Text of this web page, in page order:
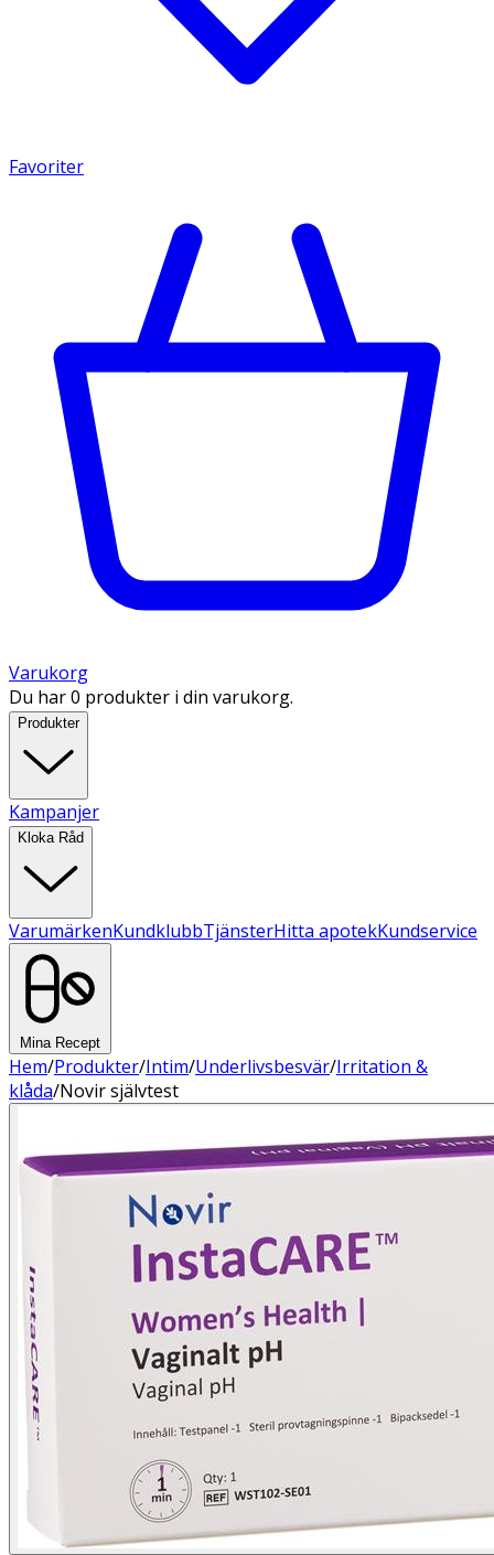
Favoriter
Varukorg
Du har 0 produkter i din varukorg.
Produkter
Kampanjer
Kloka Råd
VarumärkenKundklubbTjänsterHitta apotekKundservice
Mina Recept
Hem/Produkter/Intim/Underlivsbesvär/Irritation &
klåda/Novir självtest